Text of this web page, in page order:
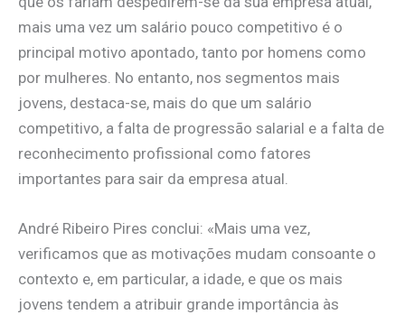
mais uma vez um salário pouco competitivo é o
principal motivo apontado, tanto por homens como
por mulheres. No entanto, nos segmentos mais
jovens, destaca-se, mais do que um salário
competitivo, a falta de progressão salarial e a falta de
reconhecimento profissional como fatores
importantes para sair da empresa atual.
André Ribeiro Pires conclui: «Mais uma vez,
verificamos que as motivações mudam consoante o
contexto e, em particular, a idade, e que os mais
jovens tendem a atribuir grande importância às